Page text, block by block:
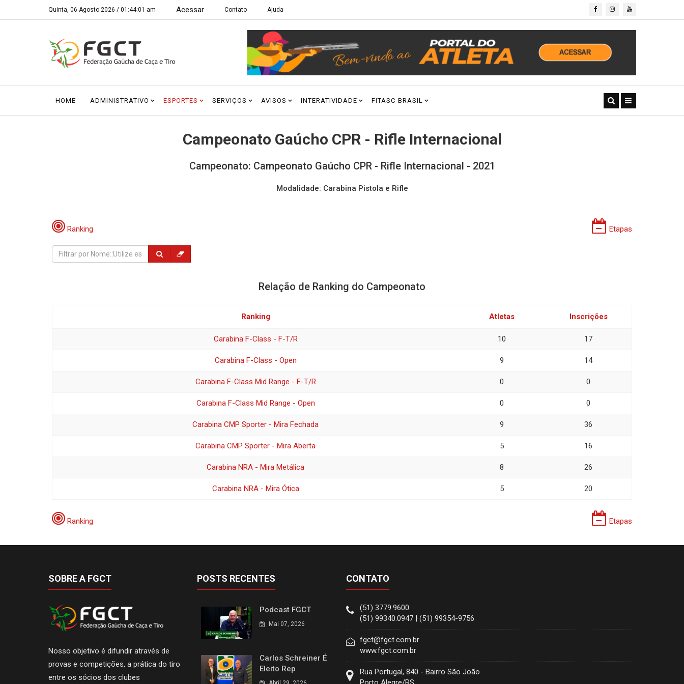
Quinta, 06 Agosto 2026 / 01:44:01 am Acessar Contato Ajuda
HOME ADMINISTRATIVO ESPORTES SERVIÇOS AVISOS INTERATIVIDADE FITASC-BRASIL
Campeonato Gaúcho CPR - Rifle Internacional
Campeonato: Campeonato Gaúcho CPR - Rifle Internacional - 2021
Modalidade: Carabina Pistola e Rifle
Ranking Etapas
Relação de Ranking do Campeonato
Ranking Atletas Inscrições
Carabina F-Class - F-T/R 10 17
Carabina F-Class - Open 9 14
Carabina F-Class Mid Range - F-T/R 0 0
Carabina F-Class Mid Range - Open 0 0
Carabina CMP Sporter - Mira Fechada 9 36
Carabina CMP Sporter - Mira Aberta 5 16
Carabina NRA - Mira Metálica 8 26
Carabina NRA - Mira Ótica 5 20
Ranking Etapas
SOBRE A FGCT
Nosso objetivo é difundir através de
provas e competições, a prática do tiro
entre os sócios dos clubes
POSTS RECENTES
Podcast FGCT
Mai 07, 2026
Carlos Schreiner É
Eleito Rep
CONTATO
(51) 3779.9600
(51) 99340.0947 | (51) 99354-9756
fgct@fgct.com.br
www.fgct.com.br
Rua Portugal, 840 - Bairro São João